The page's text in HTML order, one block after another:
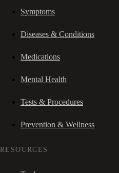
Symptoms
Diseases & Conditions
Medications
Mental Health
Tests & Procedures
Prevention & Wellness
RESOURCES